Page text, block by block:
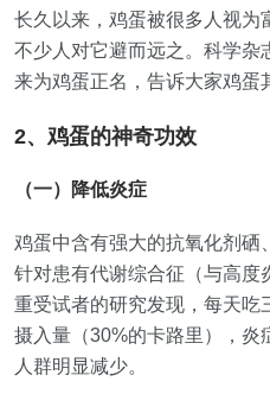
长久以来，鸡蛋被很多人视为
不少人对它避而远之。科学杂
来为鸡蛋正名，告诉大家鸡蛋
2、鸡蛋的神奇功效
（一）降低炎症
鸡蛋中含有强大的抗氧化剂
针对患有代谢综合征（与高度
重受试者的研究发现，每天吃
摄入量（30%的卡路里），炎
人群明显减少。